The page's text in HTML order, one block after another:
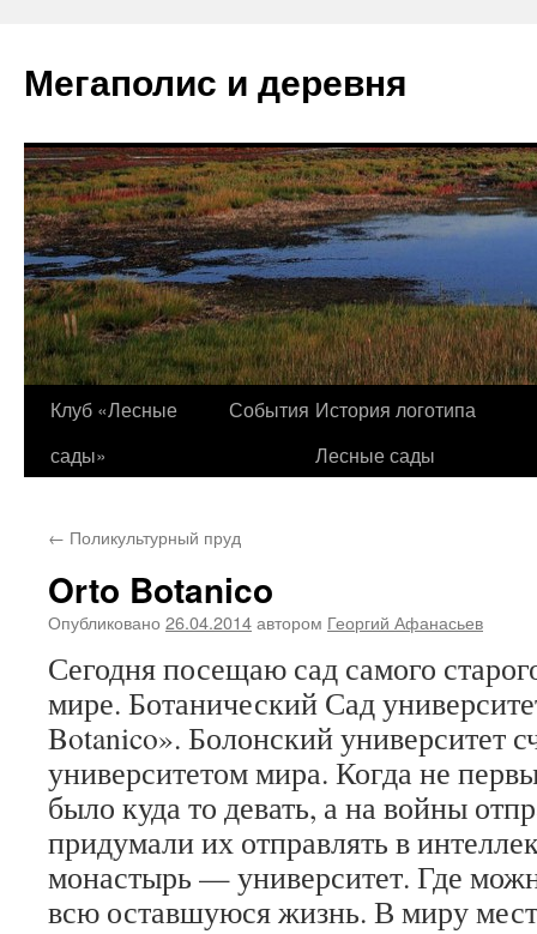
содержимому
Мегаполис и деревня
Клуб «Лесные
сады»
События История логотипа
Лесные сады
← Поликультурный пруд
Orto Botanico
Опубликовано 26.04.2014автором Георгий Афанасьев
Сегодня посещаю сад самого
мире. Ботанический Сад
Botanico». Болонский университет
университетом мира. Когда не
было куда то девать, а на войны
придумали их отправлять в
монастырь — университет. Где
всю оставшуюся жизнь. В миру